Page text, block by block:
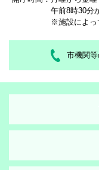
午前8時30分
※施設によっ
市機関